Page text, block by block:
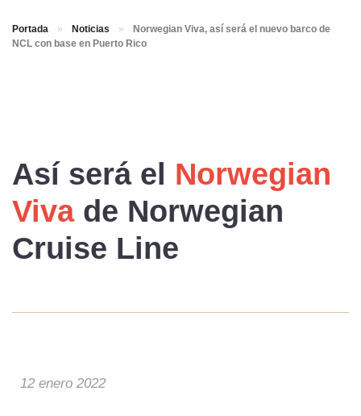
Portada » Noticias »
Norwegian Viva, así será el nuevo barco de
NCL con base en Puerto Rico
Así será el Norwegian
Vivade Norwegian
Cruise Line
12 enero 2022